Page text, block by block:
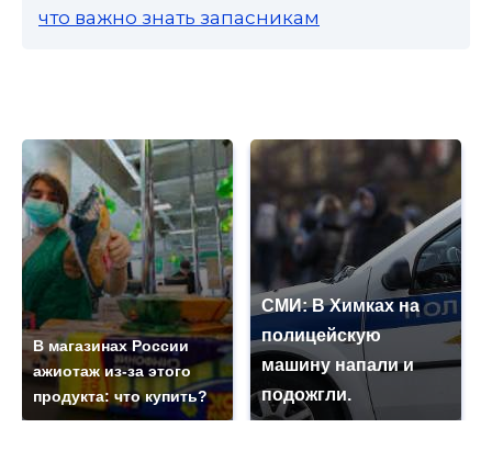
что важно знать запасникам
В магазинах России
ажиотаж из-за этого
продукта: что купить?
СМИ: В Химках на
полицейскую
машину напали и
подожгли.